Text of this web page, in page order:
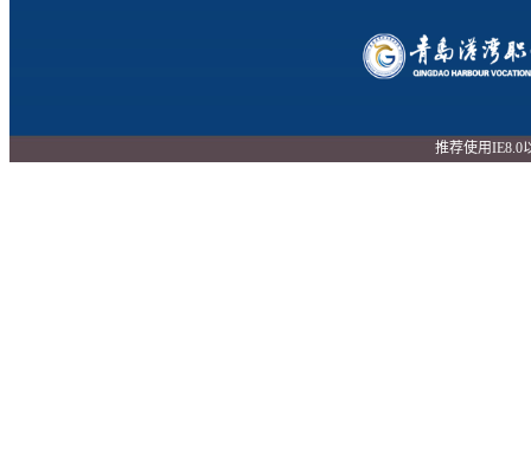
推荐使用IE8.0